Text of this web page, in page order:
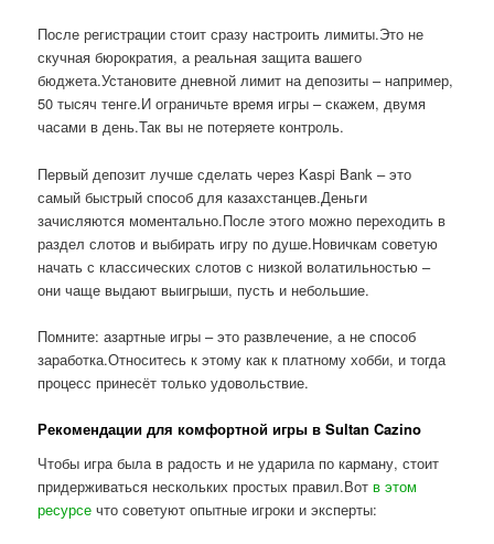
После регистрации стоит сразу настроить лимиты.Это не
скучная бюрократия, а реальная защита вашего
бюджета.Установите дневной лимит на депозиты – например,
50 тысяч тенге.И ограничьте время игры – скажем, двумя
часами в день.Так вы не потеряете контроль.
Первый депозит лучше сделать через Kaspi Bank – это
самый быстрый способ для казахстанцев.Деньги
зачисляются моментально.После этого можно переходить в
раздел слотов и выбирать игру по душе.Новичкам советую
начать с классических слотов с низкой волатильностью –
они чаще выдают выигрыши, пусть и небольшие.
Помните: азартные игры – это развлечение, а не способ
заработка.Относитесь к этому как к платному хобби, и тогда
процесс принесёт только удовольствие.
Рекомендации для комфортной игры в Sultan Cazino
Чтобы игра была в радость и не ударила по карману, стоит
придерживаться нескольких простых правил.Вотв этом
ресурсе что советуют опытные игроки и эксперты: